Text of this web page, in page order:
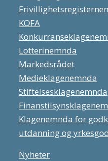
KOFA
Lotterinemnda
Markedsrådet
Medieklagenemnda
Stiftelsesklagenemnda
Klagenemnda for
utdanning og
Nyheter